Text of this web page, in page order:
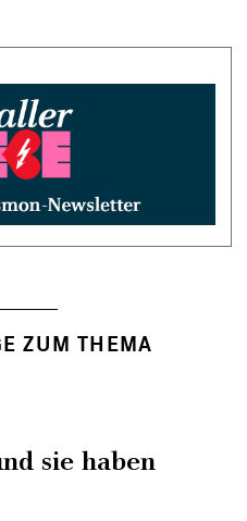
ZUM THEMA
sie haben